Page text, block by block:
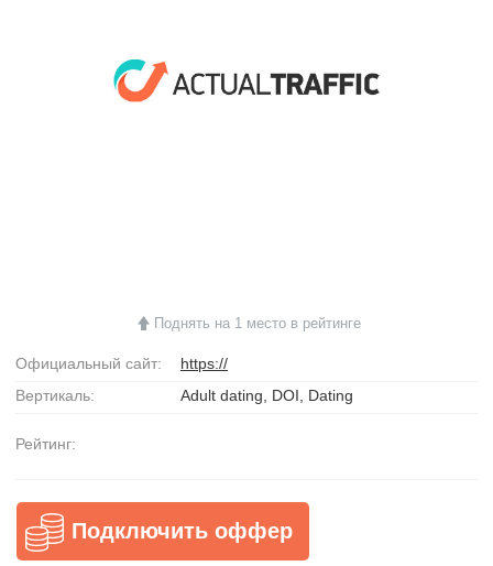
Поднять на 1 место в рейтинге
Официальный сайт:
https://
Вертикаль:
Adult dating, DOI, Dating
Рейтинг:
Подключить оффер